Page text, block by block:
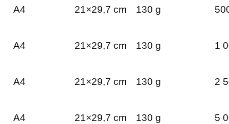
A4 21×29,7 cm 130 g
A4 21×29,7 cm 130 g 1
A4 21×29,7 cm 130 g 2
A4 21×29,7 cm 130 g 5